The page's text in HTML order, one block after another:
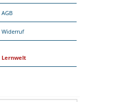
AGB
Widerruf
Lernwelt